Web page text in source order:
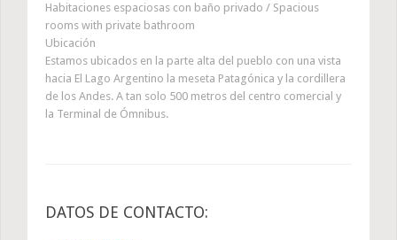
Habitaciones espaciosas con baño privado / Spacious
rooms with private bathroom
Ubicación
Estamos ubicados en la parte alta del pueblo con una vista
hacia El Lago Argentino la meseta Patagónica y la cordillera
de los Andes. A tan solo 500 metros del centro comercial y
la Terminal de Ómnibus.
DATOS DE CONTACTO: